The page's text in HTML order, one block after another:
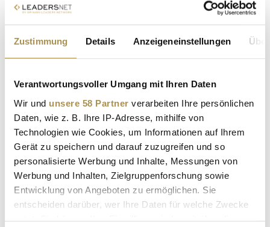
Zustimmung Details Anzeigeneinstellungen
Verantwortungsvoller Umgang mit Ihren Daten
Wir und unsere 58 Partner verarbeiten Ihre persönlichen
Daten, wie z. B. Ihre IP-Adresse, mithilfe von
Technologien wie Cookies, um Informationen auf Ihrem
Gerät zu speichern und darauf zuzugreifen und so
personalisierte Werbung und Inhalte, Messungen von
Werbung und Inhalten, Zielgruppenforschung sowie
Entwicklung von Angeboten zu ermöglichen. Sie
entscheiden darüber, wer Ihre Daten für welche Zwecke